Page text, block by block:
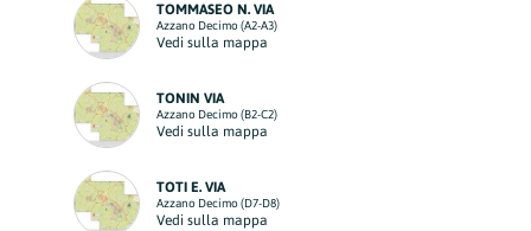
TOMMASEO N. VIA
Azzano Decimo (A2-A3)
Vedi sulla mappa
TONIN VIA
Azzano Decimo (B2-C2)
Vedi sulla mappa
TOTI E. VIA
Azzano Decimo (D7-D8)
Vedi sulla mappa